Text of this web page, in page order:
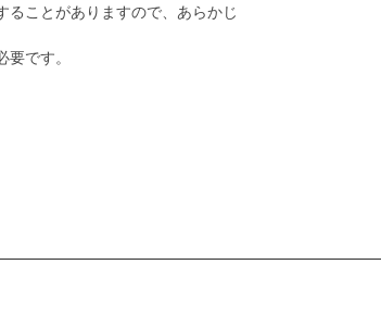
ことがありますので、あらかじ
です。